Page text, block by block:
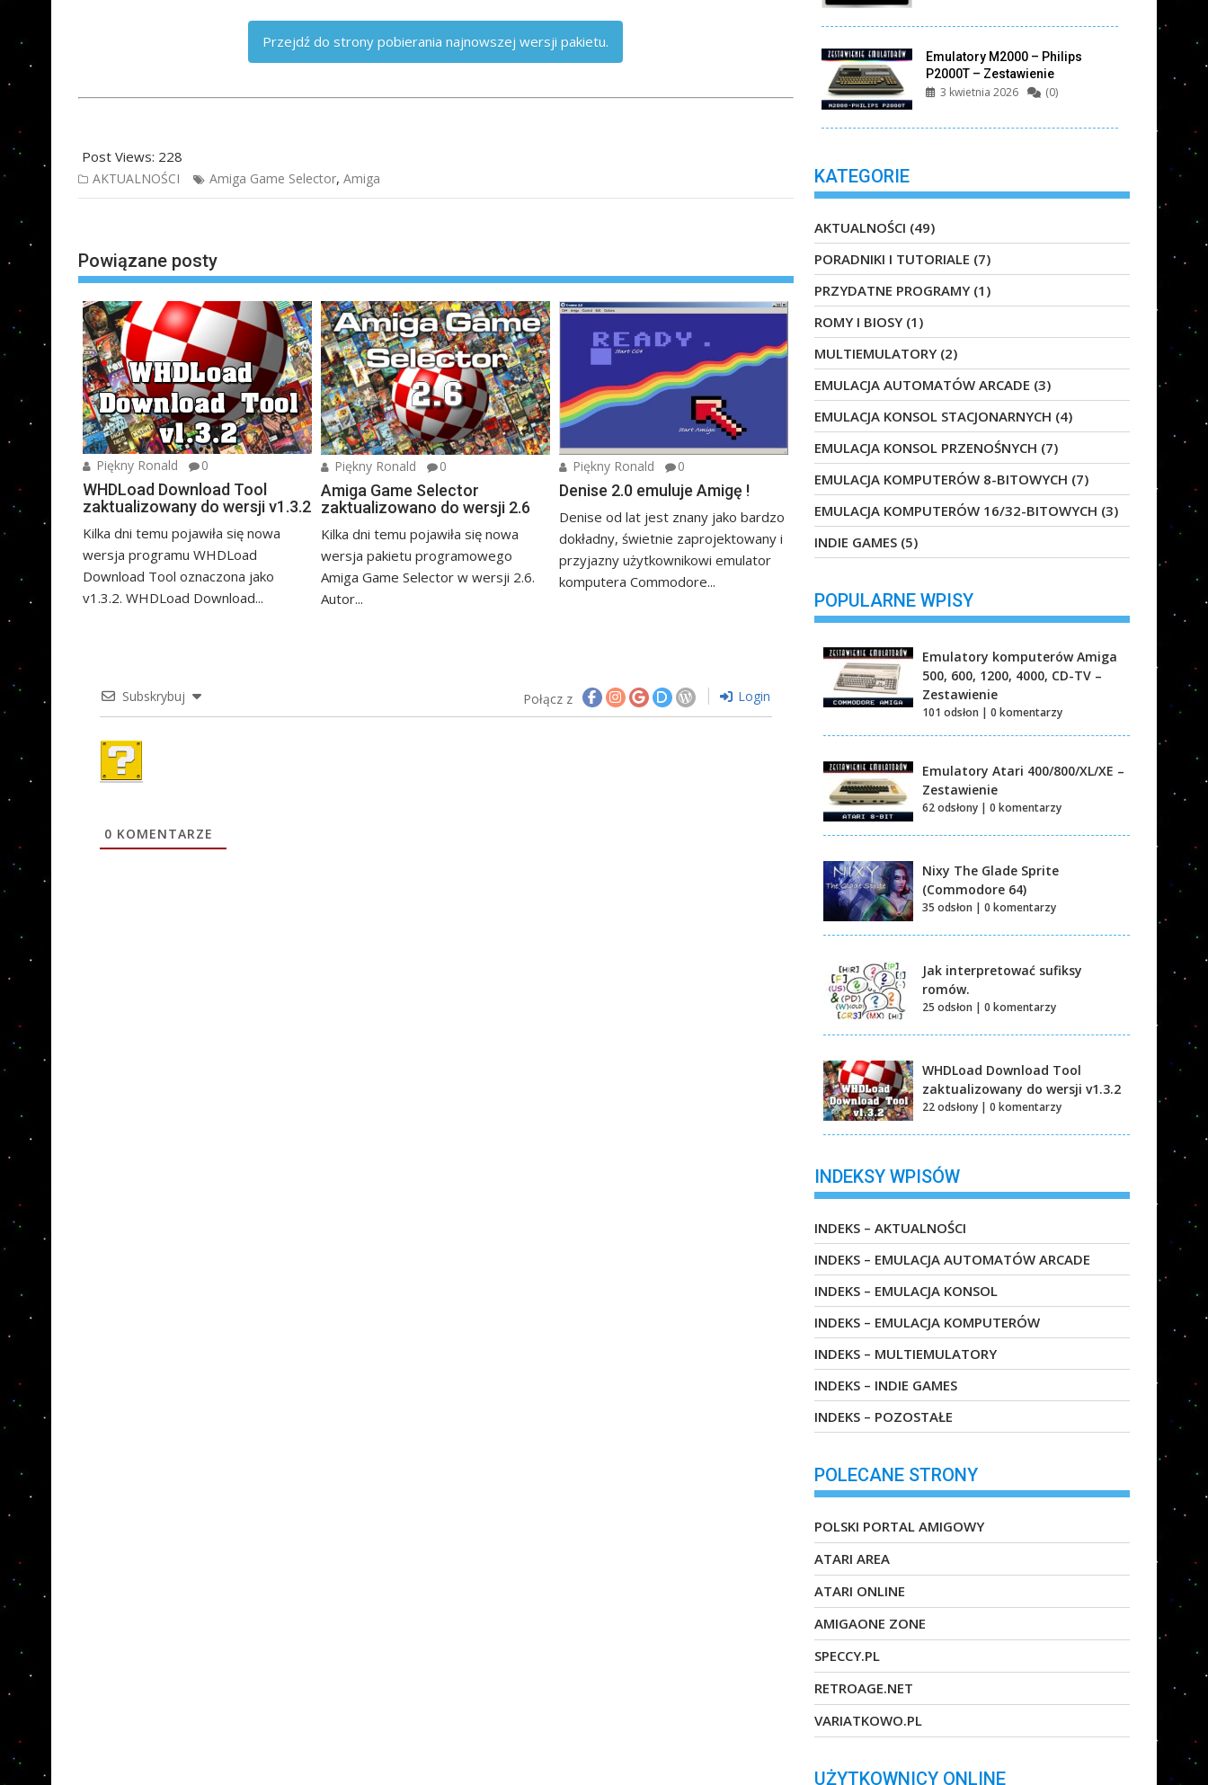
Przejdź do strony pobierania najnowszej wersji pakietu.
Post Views: 228
AKTUALNOŚCI Amiga Game Selector, Amiga
wpisu
Powiązane posty
Piękny Ronald 0
WHDLoad Download Tool
zaktualizowany do wersji v1.3.2
Kilka dni temu pojawiła się nowa
wersja programu WHDLoad
Download Tool oznaczona jako
v1.3.2. WHDLoad Download...
Piękny Ronald 0
Amiga Game Selector
zaktualizowano do wersji 2.6
Kilka dni temu pojawiła się nowa
wersja pakietu programowego
Amiga Game Selector w wersji 2.6.
Autor...
Piękny Ronald 0
Denise 2.0 emuluje Amigę !
Denise od lat jest znany jako bardzo
dokładny, świetnie zaprojektowany i
przyjazny użytkownikowi emulator
komputera Commodore...
Subskrybuj Połącz z Login
0 KOMENTARZE
Emulatory M2000 – Philips
P2000T – Zestawienie
3 kwietnia 2026 (0)
KATEGORIE
AKTUALNOŚCI (49)
PORADNIKI I TUTORIALE (7)
PRZYDATNE PROGRAMY (1)
ROMY I BIOSY (1)
MULTIEMULATORY (2)
EMULACJA AUTOMATÓW ARCADE (3)
EMULACJA KONSOL STACJONARNYCH (4)
EMULACJA KONSOL PRZENOŚNYCH (7)
EMULACJA KOMPUTERÓW 8-BITOWYCH (7)
EMULACJA KOMPUTERÓW 16/32-BITOWYCH (3)
INDIE GAMES (5)
POPULARNE WPISY
Emulatory komputerów Amiga
500, 600, 1200, 4000, CD-TV –
Zestawienie
101 odsłon | 0 komentarzy
Emulatory Atari 400/800/XL/XE –
Zestawienie
62 odsłony | 0 komentarzy
Nixy The Glade Sprite
(Commodore 64)
35 odsłon | 0 komentarzy
Jak interpretować sufiksy
romów.
25 odsłon | 0 komentarzy
WHDLoad Download Tool
zaktualizowany do wersji v1.3.2
22 odsłony | 0 komentarzy
INDEKSY WPISÓW
INDEKS – AKTUALNOŚCI
INDEKS – EMULACJA AUTOMATÓW ARCADE
INDEKS – EMULACJA KONSOL
INDEKS – EMULACJA KOMPUTERÓW
INDEKS – MULTIEMULATORY
INDEKS – INDIE GAMES
INDEKS – POZOSTAŁE
POLECANE STRONY
POLSKI PORTAL AMIGOWY
ATARI AREA
ATARI ONLINE
AMIGAONE ZONE
SPECCY.PL
RETROAGE.NET
VARIATKOWO.PL
UŻYTKOWNICY ONLINE